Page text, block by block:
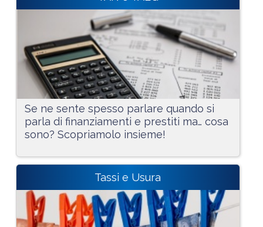
Se ne sente spesso parlare quando si
parla di finanziamenti e prestiti ma… cosa
sono? Scopriamolo insieme!
Tassi e Usura